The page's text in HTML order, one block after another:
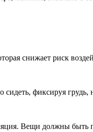
снижает риск
фиксируя грудь,
Вещи должны быть